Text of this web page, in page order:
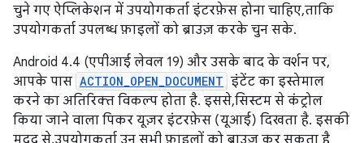
चुने गए ऐप्लिकेशन में उपयोगकर्ता इंटरफ़ेस होना चाहिए, ताकि
उपयोगकर्ता उपलब्ध फ़ाइलों को ब्राउज़ करके चुन सके.
Android 4.4 (एपीआई लेवल 19) और उसके बाद के वर्शन पर,
आपके पास ACTION_OPEN_DOCUMENT इंटेंट का इस्तेमाल
करने का अतिरिक्त विकल्प होता है. इससे, सिस्टम से कंट्रोल
किया जाने वाला पिकर यूज़र इंटरफ़ेस (यूआई) दिखता है. इसकी
मदद से, उपयोगकर्ता उन सभी फ़ाइलों को ब्राउज़ कर सकता है